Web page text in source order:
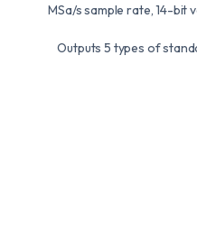
125 MSa/s sample rate, 14-
Outputs 5 types of